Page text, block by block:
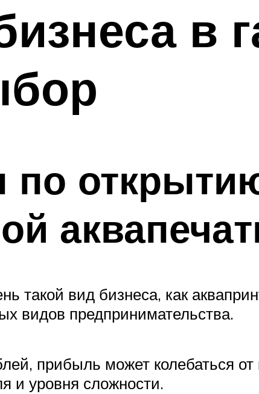
в
по
такой вид бизнеса, как
видов предпринимательства.
прибыль может колебаться
и уровня сложности.